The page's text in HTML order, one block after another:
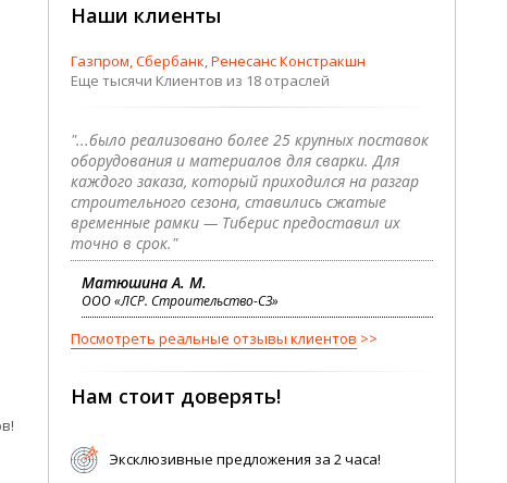
Наши клиенты
Газпром, Сбербанк, Ренесанс Констракшн
Еще тысячи Клиентов из 18 отраслей
"...было реализовано более 25 крупных поставок
оборудования и материалов для сварки. Для
каждого заказа, который приходился на разгар
строительного сезона, ставились сжатые
временные рамки — Тиберис предоставил их
точно в срок."
Матюшина А. М.
ООО «ЛСР. Строительство-СЗ»
Посмотреть реальные отзывы клиентов
Нам стоит доверять!
Эксклюзивные предложения за 2 часа!